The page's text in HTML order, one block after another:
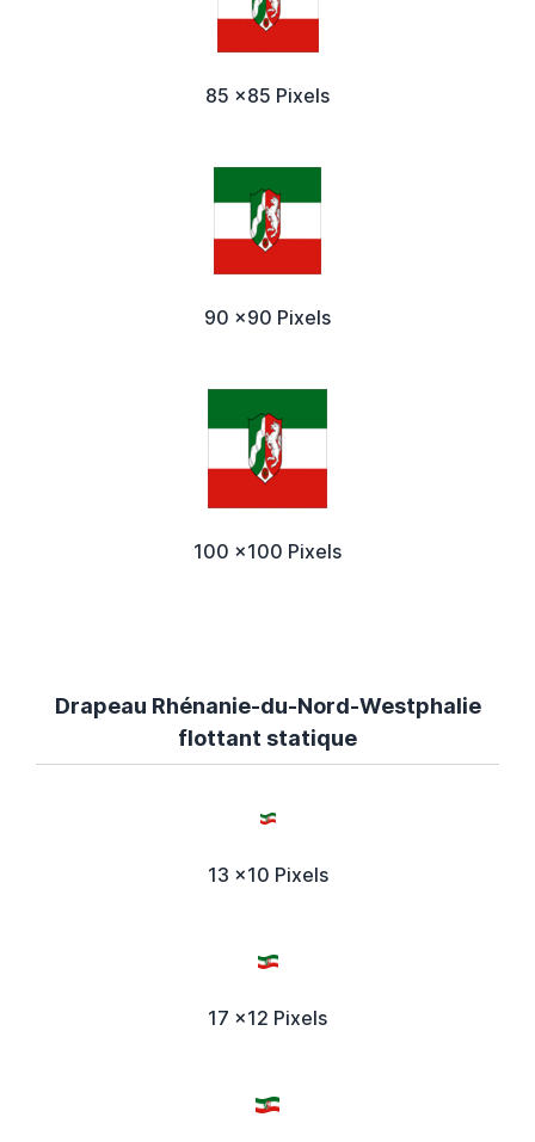
85 x85 Pixels
90 x90 Pixels
100 x100 Pixels
Drapeau Rhénanie-du-Nord-Westphalie
flottant statique
13 x10 Pixels
17 x12 Pixels